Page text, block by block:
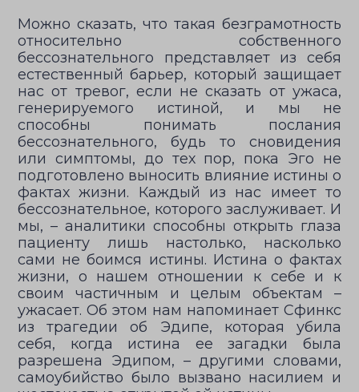
Можно сказать, что такая безграмотность
относительно собственного
бессознательного представляет из себя
естественный барьер, который защищает
нас от тревог, если не сказать от ужаса,
генерируемого истиной, и мы не
способны понимать послания
бессознательного, будь то сновидения
или симптомы, до тех пор, пока Эго не
подготовлено выносить влияние истины о
фактах жизни. Каждый из нас имеет то
бессознательное, которого заслуживает. И
мы, – аналитики способны открыть глаза
пациенту лишь настолько, насколько
сами не боимся истины. Истина о фактах
жизни, о нашем отношении к себе и к
своим частичным и целым объектам –
ужасает. Об этом нам напоминает Сфинкс
из трагедии об Эдипе, которая убила
себя, когда истина ее загадки была
разрешена Эдипом, – другими словами,
самоубийство было вызвано насилием и